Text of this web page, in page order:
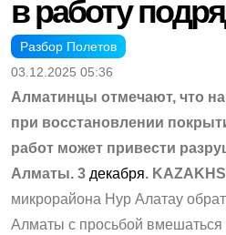
в работу
Разбор Полетов
03.12.2025 05:36
Алматинцы отмечают, что
при восстановлении
работ может привести
Алматы. 3 декабря.
микрорайона Нур Алатау
Алматы с просьбой вмешаться